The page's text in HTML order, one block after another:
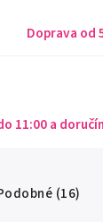
Doprava od
11:00 a
(16)